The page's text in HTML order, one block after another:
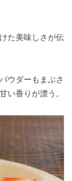
た美味しさが伝
ウダーもまぶさ
い香りが漂う。